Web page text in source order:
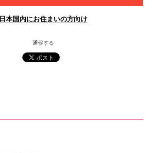
日本国内にお住まいの方向け
通報する